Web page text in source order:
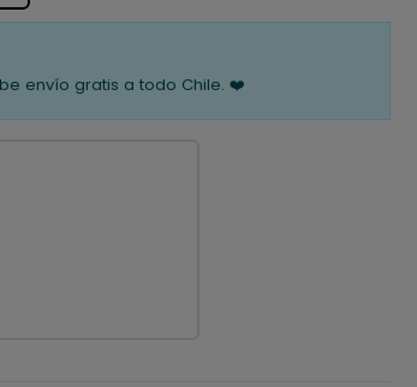
envío gratis a todo Chile. ❤️